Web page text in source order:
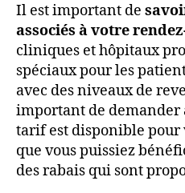
Il est important de
associés à votre
cliniques et hôpitaux
spéciaux pour les
avec des niveaux de
important de demander
tarif est disponible pour
que vous puissiez
des rabais qui sont